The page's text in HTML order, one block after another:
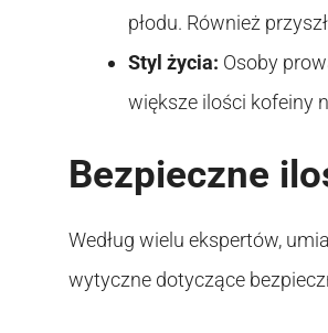
płodu. Również
Styl życia: Osoby
większe ilości kofeiny
Bezpieczne
Według wielu ekspertów,
wytyczne dotyczące